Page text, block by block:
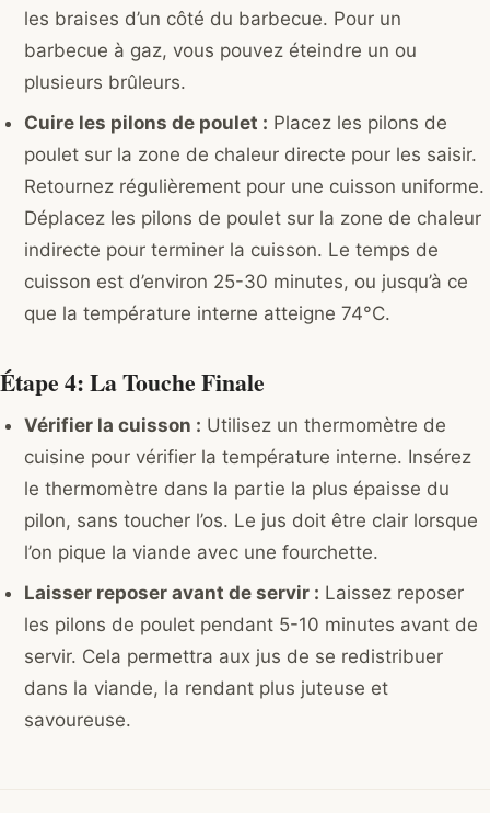
les braises d’un côté du barbecue. Pour un
barbecue à gaz, vous pouvez éteindre un ou
plusieurs brûleurs.
Cuire les pilons de poulet : Placez les pilons de
poulet sur la zone de chaleur directe pour les saisir.
Retournez régulièrement pour une cuisson uniforme.
Déplacez les pilons de poulet sur la zone de chaleur
indirecte pour terminer la cuisson. Le temps de
cuisson est d’environ 25-30 minutes, ou jusqu’à ce
que la température interne atteigne 74°C.
Étape 4: La Touche Finale
Vérifier la cuisson : Utilisez un thermomètre de
cuisine pour vérifier la température interne. Insérez
le thermomètre dans la partie la plus épaisse du
pilon, sans toucher l’os. Le jus doit être clair lorsque
l’on pique la viande avec une fourchette.
Laisser reposer avant de servir : Laissez reposer
les pilons de poulet pendant 5-10 minutes avant de
servir. Cela permettra aux jus de se redistribuer
dans la viande, la rendant plus juteuse et
savoureuse.